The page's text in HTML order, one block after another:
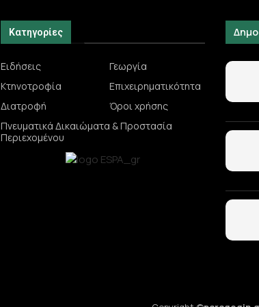
Κατηγορίες
Ειδήσεις
Γεωργία
Κτηνοτροφία
Επιχειρηματικότητα
Διατροφή
Όροι χρήσης
Πνευματικά Δικαιώματα & Προστασία
Περιεχομένου